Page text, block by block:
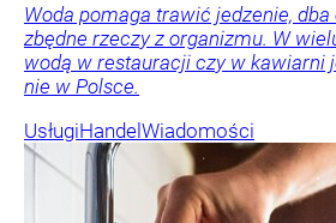
Woda pomaga trawić jedzenie,
zbędne rzeczy z organizmu. W
wodą w restauracji czy w kawiarni
nie w Polsce.
UsługiHandelWiadomości